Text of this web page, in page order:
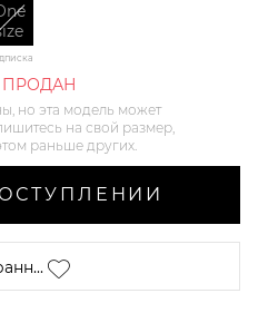
ПРОДАН
но эта модель может
на свой размер,
раньше других.